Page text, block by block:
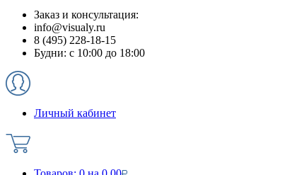
Заказ и консультация:
info@visualy.ru
8 (495) 228-18-15
Будни: с 10:00 до 18:00
Личный кабинет